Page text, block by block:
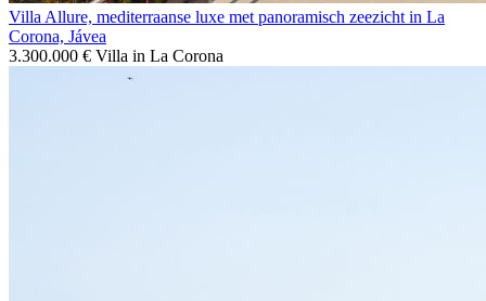
Villa Allure, mediterraanse luxe met panoramisch zeezicht in La
Corona, Jávea
3.300.000 € Villa in La Corona